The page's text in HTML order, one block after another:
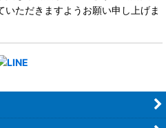
ただきますようお願い申し上げま